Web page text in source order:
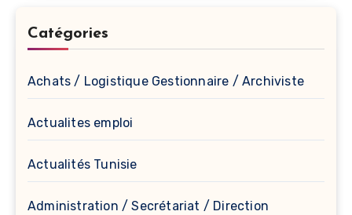
Catégories
Achats / Logistique Gestionnaire / Archiviste
Actualites emploi
Actualités Tunisie
Administration / Secrétariat / Direction